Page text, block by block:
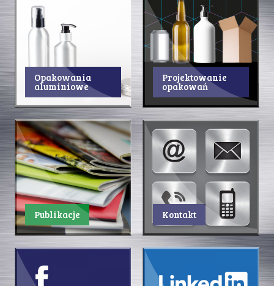
Opakowania
aluminiowe
Projektowanie
opakowań
Publikacje Kontakt